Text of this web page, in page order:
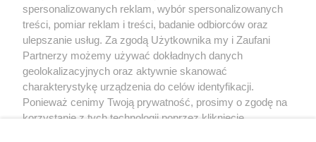
spersonalizowanych reklam, wybór spersonalizowanych
treści, pomiar reklam i treści, badanie odbiorców oraz
ulepszanie usług. Za zgodą Użytkownika my i Zaufani
Partnerzy możemy używać dokładnych danych
geolokalizacyjnych oraz aktywnie skanować
charakterystykę urządzenia do celów identyfikacji.
Ponieważ cenimy Twoją prywatność, prosimy o zgodę na
korzystanie z tych technologii poprzez kliknięcie